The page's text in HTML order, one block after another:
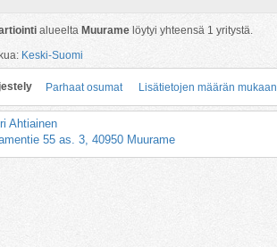
alueelta Muuramelöytyi yhteensä 1 yritystä.
Keski-Suomi
Parhaat osumat Lisätietojen määrän mukaan
Ahtiainen
55 as. 3, 40950 Muurame